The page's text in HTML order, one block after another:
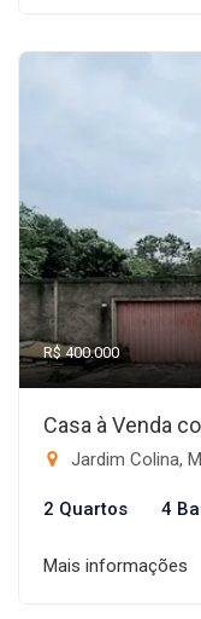
R$ 400.000
Casa à Venda
Jardim Colina,
2 Quartos 4
Mais informações